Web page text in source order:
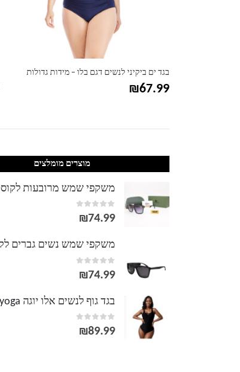
בגד ים ביקיני לנשים דגם בלו – מידות גדולות
₪67.99
מוצרים מומלצים
0
out of 5
₪74.99
0
out of 5
₪74.99
בגד גוף לנשים אלו יוגה alo yoga
0
out of 5
₪89.99